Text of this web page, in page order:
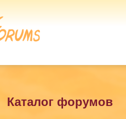
Каталог форумов